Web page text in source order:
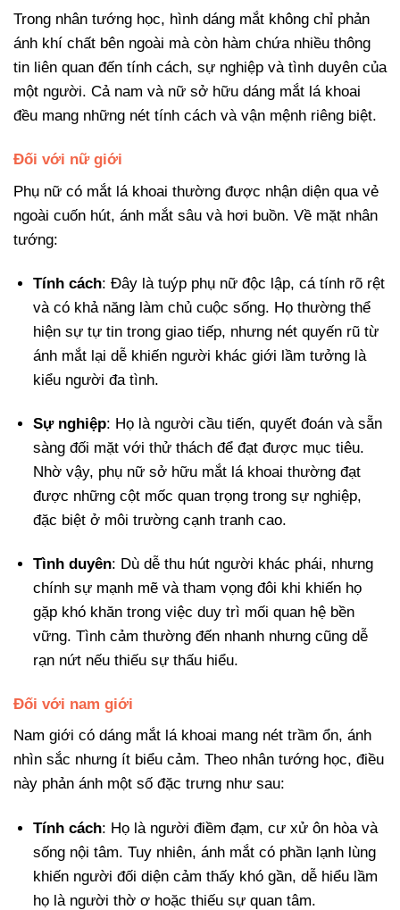
Trong nhân tướng học, hình dáng mắt không chỉ phản
ánh khí chất bên ngoài mà còn hàm chứa nhiều thông
tin liên quan đến tính cách, sự nghiệp và tình duyên của
một người. Cả nam và nữ sở hữu dáng mắt lá khoai
đều mang những nét tính cách và vận mệnh riêng biệt.
Đối với nữ giới
Phụ nữ có mắt lá khoai thường được nhận diện qua vẻ
ngoài cuốn hút, ánh mắt sâu và hơi buồn. Về mặt nhân
tướng:
Tính cách: Đây là tuýp phụ nữ độc lập, cá tính rõ rệt
và có khả năng làm chủ cuộc sống. Họ thường thể
hiện sự tự tin trong giao tiếp, nhưng nét quyến rũ từ
ánh mắt lại dễ khiến người khác giới lầm tưởng là
kiểu người đa tình.
Sự nghiệp: Họ là người cầu tiến, quyết đoán và sẵn
sàng đối mặt với thử thách để đạt được mục tiêu.
Nhờ vậy, phụ nữ sở hữu mắt lá khoai thường đạt
được những cột mốc quan trọng trong sự nghiệp,
đặc biệt ở môi trường cạnh tranh cao.
Tình duyên: Dù dễ thu hút người khác phái, nhưng
chính sự mạnh mẽ và tham vọng đôi khi khiến họ
gặp khó khăn trong việc duy trì mối quan hệ bền
vững. Tình cảm thường đến nhanh nhưng cũng dễ
rạn nứt nếu thiếu sự thấu hiểu.
Đối với nam giới
Nam giới có dáng mắt lá khoai mang nét trầm ổn, ánh
nhìn sắc nhưng ít biểu cảm. Theo nhân tướng học, điều
này phản ánh một số đặc trưng như sau:
Tính cách: Họ là người điềm đạm, cư xử ôn hòa và
sống nội tâm. Tuy nhiên, ánh mắt có phần lạnh lùng
khiến người đối diện cảm thấy khó gần, dễ hiểu lầm
họ là người thờ ơ hoặc thiếu sự quan tâm.